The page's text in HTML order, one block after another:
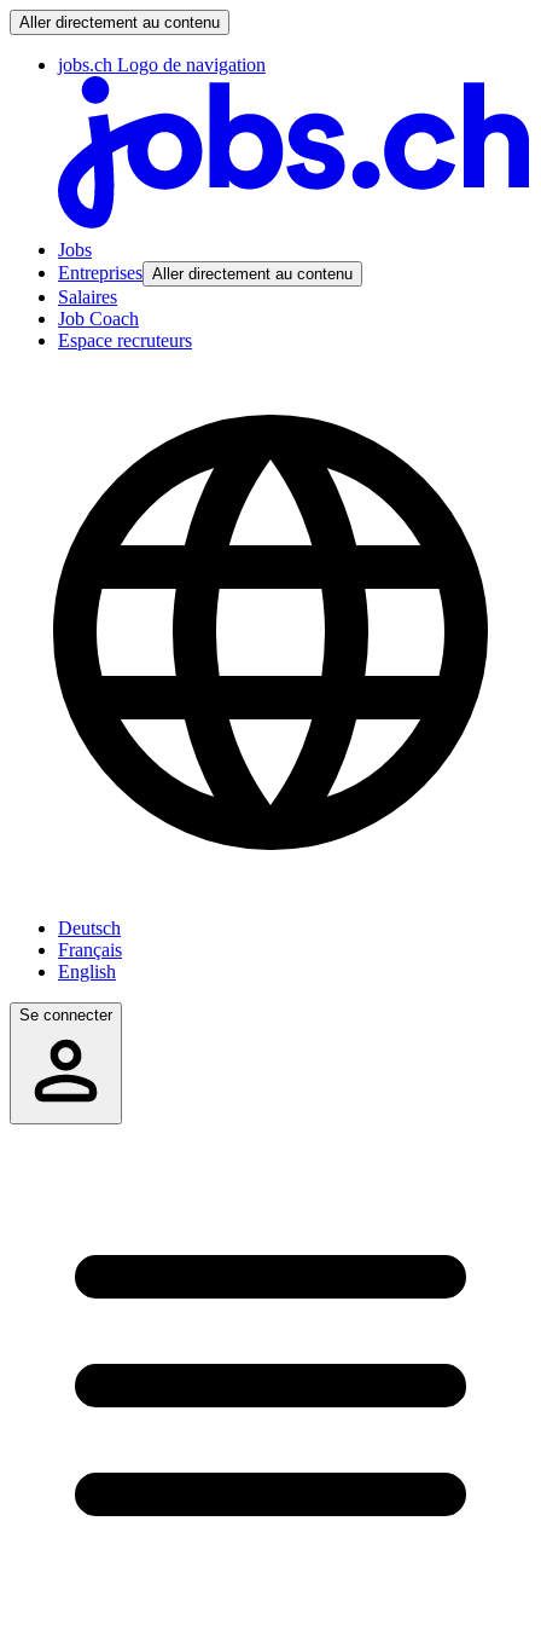
Aller directement au contenu
jobs.ch Logo de navigation
Jobs
Entreprises Aller directement au contenu
Salaires
Job Coach
Espace recruteurs
Deutsch
Français
English
Se connecter